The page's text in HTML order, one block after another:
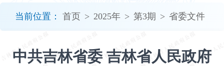
当前位置： 首页 > 2025年 > 第3期 > 省委文件
中共吉林省委 吉林省人民政府
Alt